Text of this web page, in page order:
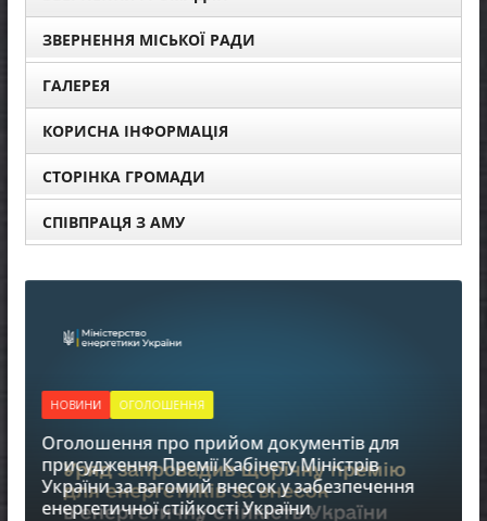
ЗВЕРНЕННЯ МІСЬКОЇ РАДИ
ГАЛЕРЕЯ
КОРИСНА ІНФОРМАЦІЯ
СТОРІНКА ГРОМАДИ
СПІВПРАЦЯ З АМУ
НОВИНИ ОГОЛОШЕННЯ
Оголошення про прийом документів для
присудження Премії Кабінету Міністрів
України за вагомий внесок у забезпечення
енергетичної стійкості України